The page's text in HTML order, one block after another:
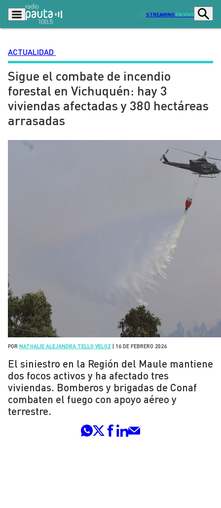
STREAMING EN VIVO
Podcasts
Lo Último
Ciudad Economía
Tendencias Deportes
Opinión
ACTUALIDAD
Sigue el combate de incendio
forestal en Vichuquén: hay 3
viviendas afectadas y 380 hectáreas
arrasadas
POR NATHALIE ALEJANDRA TELLO VELOZ 16 DE FEBRERO 2026
El siniestro en la Región del Maule mantiene
dos focos activos y ha afectado tres
viviendas. Bomberos y brigadas de Conaf
combaten el fuego con apoyo aéreo y
terrestre.